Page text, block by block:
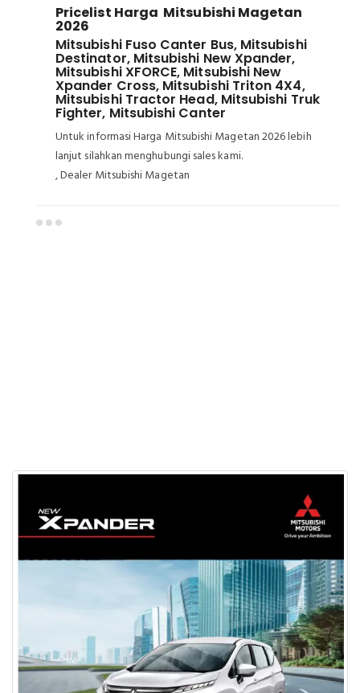
Pricelist Harga Mitsubishi Magetan
2026
Mitsubishi Fuso Canter Bus, Mitsubishi
Destinator, Mitsubishi New Xpander,
Mitsubishi XFORCE, Mitsubishi New
Xpander Cross, Mitsubishi Triton 4X4,
Mitsubishi Tractor Head, Mitsubishi Truk
Fighter, Mitsubishi Canter
Untuk informasi Harga Mitsubishi Magetan 2026 lebih
lanjut silahkan menghubungi sales kami.
, Dealer Mitsubishi Magetan